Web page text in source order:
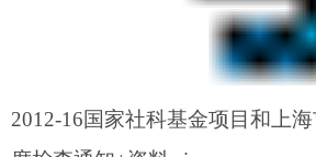
2012-16国家社科基金项目和上